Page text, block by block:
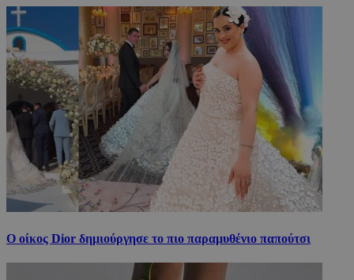
Ο οίκος Dior δημιούργησε το πιο παραμυθένιο παπούτσι